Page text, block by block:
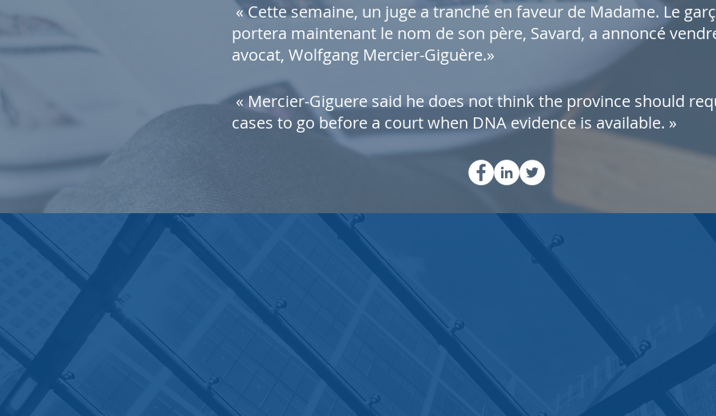
« Cette semaine, un juge a tranché en faveur de Madame. Le
portera maintenant le nom de son père, Savard, a annoncé
avocat, Wolfgang Mercier-Giguère.»
« Mercier-Giguere said he does not think the province should
cases to go before a court when DNA evidence is available. »
CONTACT
NOTRE
Bureau principal:
560, rue St-Luc, Sainte-Marie, Québec G6E 2T1